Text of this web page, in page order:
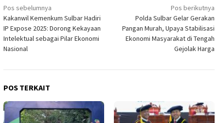
Navigasi
pos
Pos sebelumnya
Kakanwil Kemenkum Sulbar Hadiri
IP Expose 2025: Dorong Kekayaan
Intelektual sebagai Pilar Ekonomi
Nasional
Pos berikutnya
Polda Sulbar Gelar Gerakan
Pangan Murah, Upaya Stabilisasi
Ekonomi Masyarakat di Tengah
Gejolak Harga
POS TERKAIT